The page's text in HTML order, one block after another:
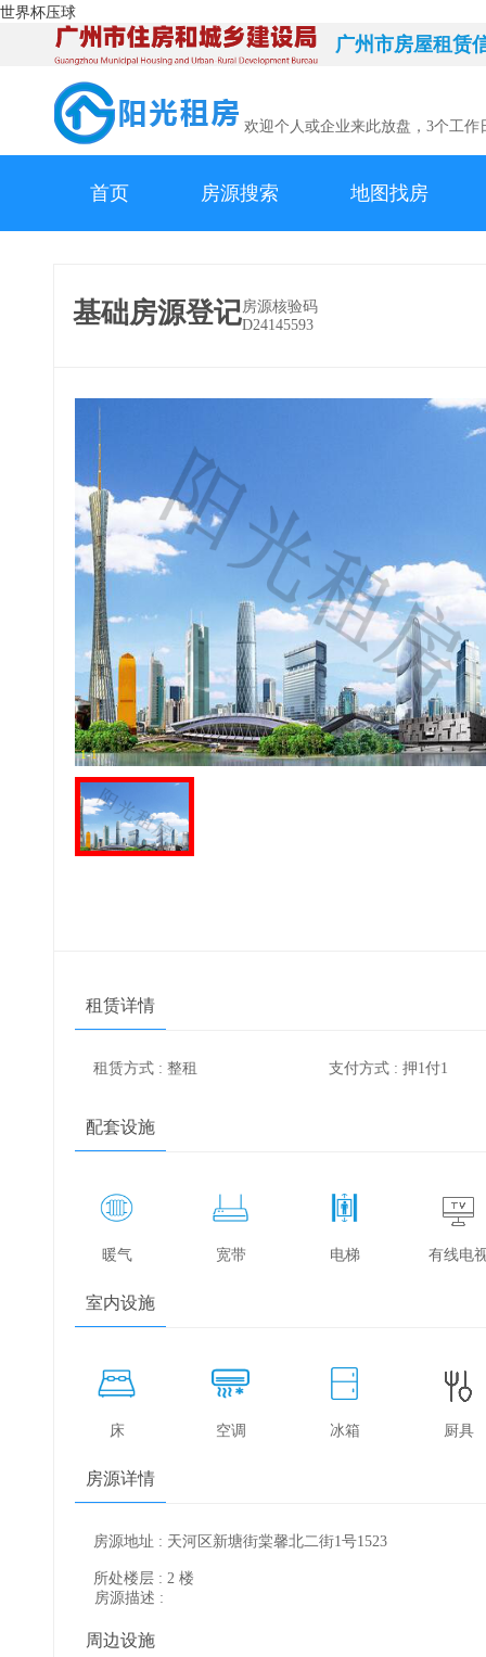
世界杯压球
广州市房屋租赁
欢迎个人或企业来此放盘，3个工作
首页 房源搜索 地图找房
基础房源登记房源核验码
D24145593
1-1
租赁详情
租赁方式 : 整租 支付方式 : 押1付1
配套设施
暖气 宽带 电梯 有线电
室内设施
床 空调 冰箱 厨具
房源详情
房源地址 : 天河区新塘街棠馨北二街1号1523
所处楼层 : 2 楼
房源描述 :
周边设施